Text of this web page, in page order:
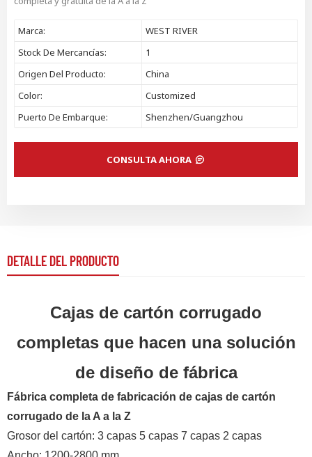
Marca:
WEST RIVER
Stock De Mercancías:
1
Origen Del Producto:
China
Color:
Customized
Puerto De Embarque:
Shenzhen/Guangzhou
CONSULTA AHORA
DETALLE DEL PRODUCTO
Cajas de cartón corrugado
completas que hacen una solución
de diseño de fábrica
Fábrica completa de fabricación de cajas de cartón
corrugado de la A a la Z
Grosor del cartón: 3 capas 5 capas 7 capas 2 capas